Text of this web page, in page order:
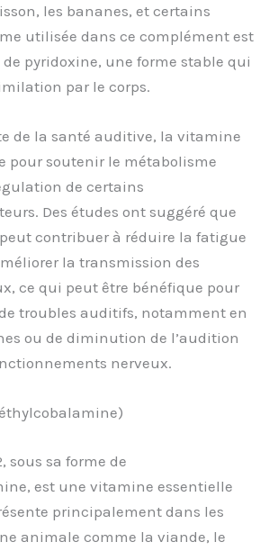
les bananes, et certains
utilisée dans ce complément est
de pyridoxine, une forme stable qui
par le corps.
de la santé auditive, la vitamine
pour soutenir le métabolisme
de certains
Des études ont suggéré que
contribuer à réduire la fatigue
la transmission des
ce qui peut être bénéfique pour
troubles auditifs, notamment en
ou de diminution de l’audition
nerveux.
sous sa forme de
est une vitamine essentielle
principalement dans les
animale comme la viande, le